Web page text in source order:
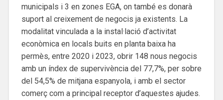
municipals i 3 en zones EGA, on també es donarà
suport al creixement de negocis ja existents. La
modalitat vinculada a la instal·lació d’activitat
econòmica en locals buits en planta baixa ha
permès, entre 2020 i 2023, obrir 148 nous negocis
amb un índex de supervivència del 77,7%, per sobre
del 54,5% de mitjana espanyola, i amb el sector
comerç com a principal receptor d’aquestes ajudes.